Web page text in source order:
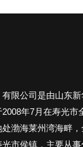
限公司是由山东新
年7月在寿光市
渤海莱州湾海畔，
市侯镇，主要从